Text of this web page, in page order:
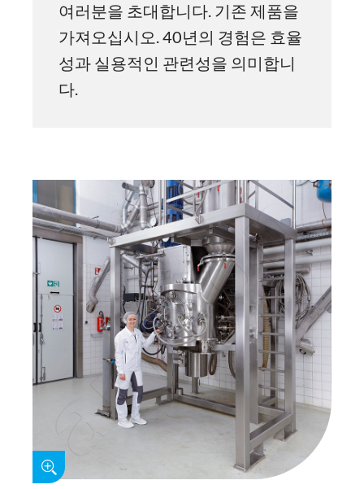
여러분을 초대합니다. 기존 제품을
가져오십시오. 40년의 경험은 효율
성과 실용적인 관련성을 의미합니
다.